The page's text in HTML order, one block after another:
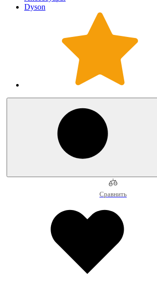
Dyson
Сравнить